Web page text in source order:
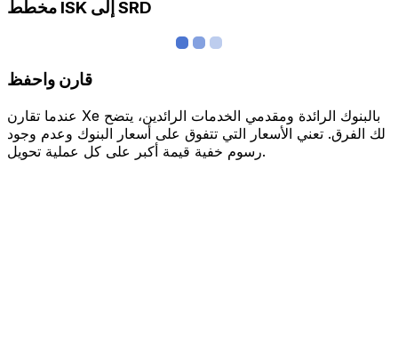
مخطط ISK إلى SRD
قارن واحفظ
عندما تقارن Xe بالبنوك الرائدة ومقدمي الخدمات الرائدين، يتضح
لك الفرق. تعني الأسعار التي تتفوق على أسعار البنوك وعدم وجود
رسوم خفية قيمة أكبر على كل عملية تحويل.